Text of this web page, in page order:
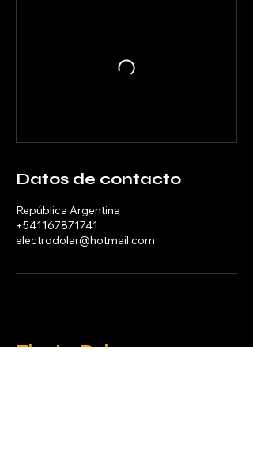
Datos de contacto
República Argentina
+541167871741
electrodolar@hotmail.com
ElectroDolar